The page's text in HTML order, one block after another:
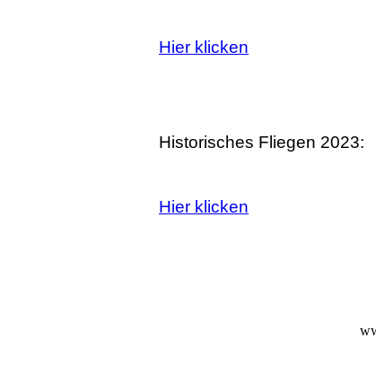
Hier klicken
Historisches Fliegen 2023:
Hier klicken